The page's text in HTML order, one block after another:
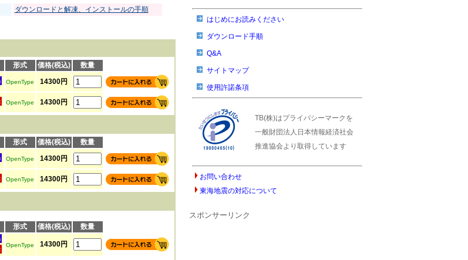
ダウンロードと解凍、インストールの手順
形式 価格(税込) 数量
OpenType 14300円
OpenType 14300円
形式 価格(税込) 数量
OpenType 14300円
OpenType 14300円
形式 価格(税込) 数量
OpenType
14300円
はじめにお読みください
ダウンロード手順
Q&A
サイトマップ
使用許諾条項
TB(株)はプライバシーマークを
一般財団法人日本情報経済社会
推進協会より取得しています
お問い合わせ
東海地震の対応について
スポンサーリンク